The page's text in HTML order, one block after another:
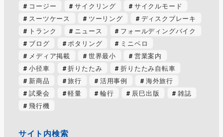
コージー
サイクリング
サイクルモード
スーツケース
ツーリング
ディスクブレーキ
トランク
ニュース
フォールディングバイク
ブログ
ポタリング
ミニベロ
メディア掲載
世界最小
営業案内
小径車
折りたたみ
折りたたみ自転車
新商品
旅行 活用事例
海外旅行
試乗会
軽量 輪行 辰巳出版
雑誌
飛行機
サイト内検索